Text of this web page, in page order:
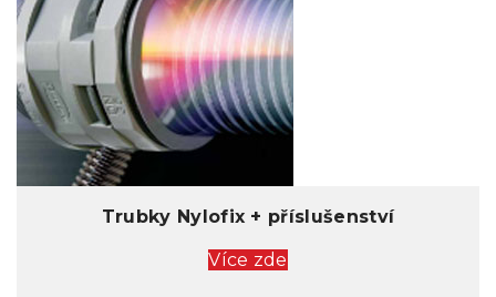
Trubky Nylofix + příslušenství
Více zde